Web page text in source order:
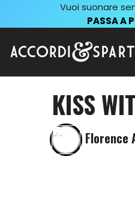
Vuoi suonare
PASSA A
KISS
Florence